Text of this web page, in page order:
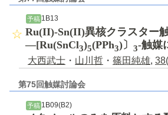
予稿 1B13
Ru(II)-Sn(II)異核クラスター
―[Ru(SnCl3)5(PPh3)〕 3-触媒
大西武士 ・ 山川哲 ・ 篠田純雄,
第75回触媒討論会
予稿1B09(B2)